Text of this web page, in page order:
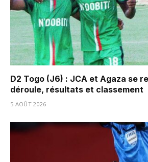
D2 Togo (J6) : JCA et Agaza se
déroule, résultats et classement
5 AOÛT 2026